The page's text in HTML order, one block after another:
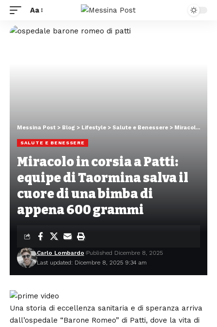
Aa
Messina Post > Blog > Lifestyle > Salute e Benessere > Miracolo in corsia a Patti: equipe di Taormina salva il cuore di una bimba di appena 600 grammi
SALUTE E BENESSERE
Miracolo in corsia a Patti:
equipe di Taormina salva il
cuore di una bimba di
appena 600 grammi
Last updated: Dicembre 8, 2025 9:34 am
Carlo Lombardo Published Dicembre 8, 2025
Una storia di eccellenza sanitaria e di speranza arriva
dall’ospedale “Barone Romeo” di Patti, dove la vita di